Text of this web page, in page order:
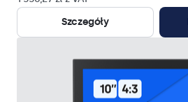
Szczegóły